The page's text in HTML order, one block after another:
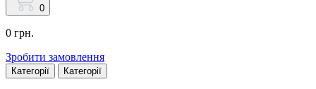
0
0 грн.
Зробити замовлення
Категорії Категорії